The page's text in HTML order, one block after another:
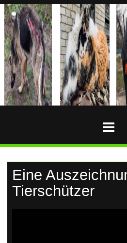
Skip
to
content
HUNDEHILFE-
UKRAINE
Hundehilfe-
Ukraine
Eine
Tierschützer